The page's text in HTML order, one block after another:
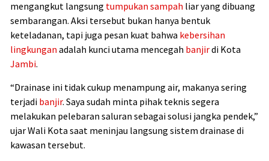
mengangkut langsung tumpukan sampah liar yang dibuang
sembarangan. Aksi tersebut bukan hanya bentuk
keteladanan, tapi juga pesan kuat bahwa kebersihan
lingkungan adalah kunci utama mencegah banjirdi Kota
Jambi.
“Drainase ini tidak cukup menampung air, makanya sering
terjadi banjir. Saya sudah minta pihak teknis segera
melakukan pelebaran saluran sebagai solusi jangka pendek,”
ujar Wali Kota saat meninjau langsung sistem drainase di
kawasan tersebut.